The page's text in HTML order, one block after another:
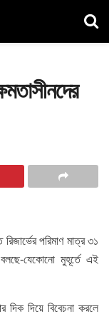
পরিমাণ মাত্র ৩১
বলছে-যেকোনো মুহূর্তে এই
দিক দিয়ে বিবেচনা করলে